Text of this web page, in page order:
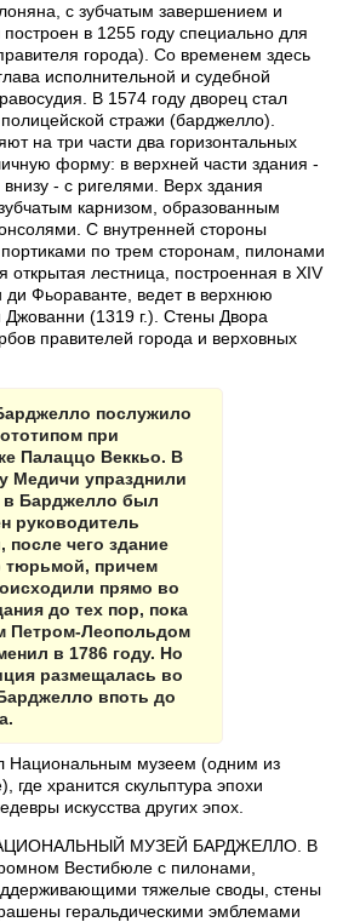
с зубчатым завершением и
в 1255 году специально для
города). Со временем здесь
исполнительной и судебной
В 1574 году дворец стал
стражи (барджелло).
на три части два горизонтальных
форму: в верхней части здания -
- с ригелями. Верх здания
карнизом, образованным
С внутренней стороны
по трем сторонам, пилонами
лестница, построенная в XIV
ди Фьораванте, ведет в верхнюю
(1319 г.). Стены Двора
правителей города и верховных
послужило
при
Палаццо Веккьо. В
Медичи упразднили
в Барджелло был
руководитель
после чего здание
тюрьмой, причем
прямо во
до тех пор, пока
Петром-Леопольдом
в 1786 году. Но
размещалась во
впоть до
Национальным музеем (одним из
где хранится скульптура эпохи
искусства других эпох.
МУЗЕЙ БАРДЖЕЛЛО. В
Вестибюле с пилонами,
тяжелые своды, стены
геральдическими эмблемами